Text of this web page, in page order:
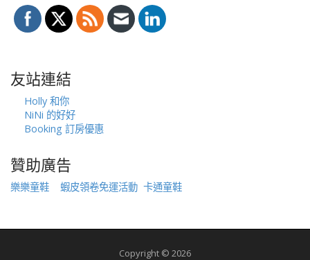
友站連結
Holly 和你
NiNi 的好好
Booking 訂房優惠
贊助廣告
樂樂童鞋 蝦皮領卷免運活動 卡通童鞋
Copyright © 2026